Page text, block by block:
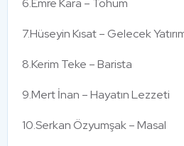
6.Emre Kara – Tohum
7.Hüseyin Kısat – Gelecek
8.Kerim Teke – Barista
9.Mert İnan – Hayatın Lezzeti
10.Serkan Özyumşak – Masal